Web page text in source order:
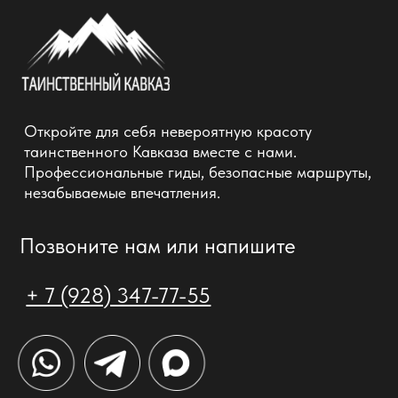
ИНН: 261805509678
gesya@bk.ru
©2026